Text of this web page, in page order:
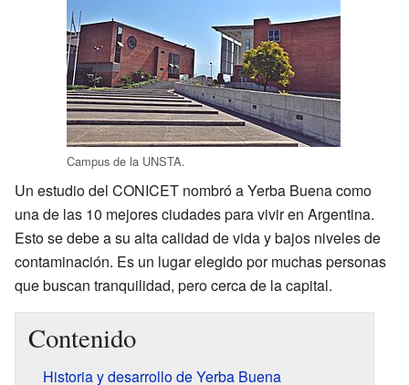
Campus de la UNSTA.
Un estudio del CONICET nombró a Yerba Buena como
una de las 10 mejores ciudades para vivir en Argentina.
Esto se debe a su alta calidad de vida y bajos niveles de
contaminación. Es un lugar elegido por muchas personas
que buscan tranquilidad, pero cerca de la capital.
Contenido
Historia y desarrollo de Yerba Buena